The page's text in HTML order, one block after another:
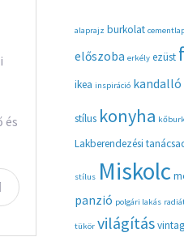
és
alaprajz burkolat
előszoba erkély ezüst
ikea inspiráció kandalló
stílus konyha
Lakberendezési
stílus Miskolc
panzió polgári lakás
tükör világítás